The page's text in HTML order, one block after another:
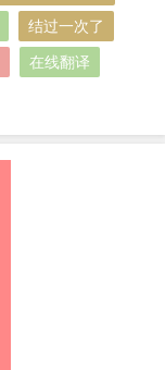
结过一次了
在线翻译